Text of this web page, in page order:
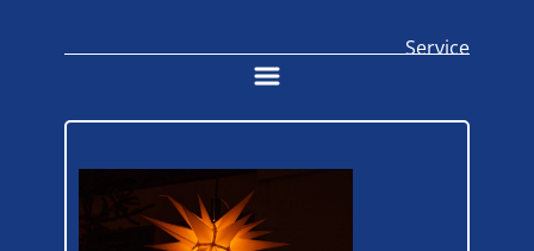
Service